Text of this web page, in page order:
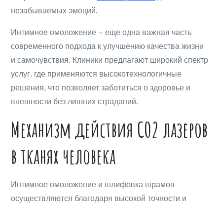
незабываемых эмоций.
Интимное омоложение – еще одна важная часть
современного подхода к улучшению качества жизни
и самочувствия. Клиники предлагают широкий спектр
услуг, где применяются высокотехнологичные
решения, что позволяет заботиться о здоровье и
внешности без лишних страданий.
Механизм действия CO2 лазеров
в тканях человека
Интимное омоложение и шлифовка шрамов
осуществляются благодаря высокой точности и